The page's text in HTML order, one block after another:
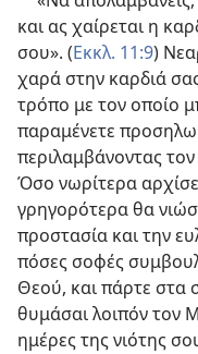
και ας χαίρεται η
σου». (Εκκλ. 11:9)
χαρά στην καρδιά
τρόπο με τον οποίο
παραμένετε
περιλαμβάνοντας
Όσο νωρίτερα
γρηγορότερα θα
προστασία και την
πόσες σοφές
Θεού, και πάρτε στα
θυμάσαι λοιπόν τον
ημέρες της νιότης